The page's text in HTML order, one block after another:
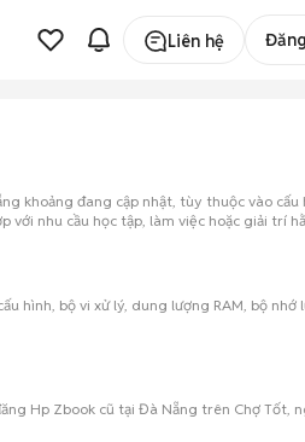
Liên hệ
khoảng đang cập nhật, tùy thuộc vào cấu
với nhu cầu học tập, làm việc hoặc giải trí
hình, bộ vi xử lý, dung lượng RAM, bộ
Hp Zbook cũ tại Đà Nẵng trên Chợ Tốt,